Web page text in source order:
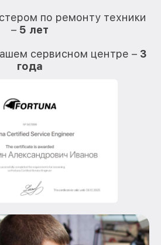
по ремонту техники
– 5 лет
сервисном центре – 3
года